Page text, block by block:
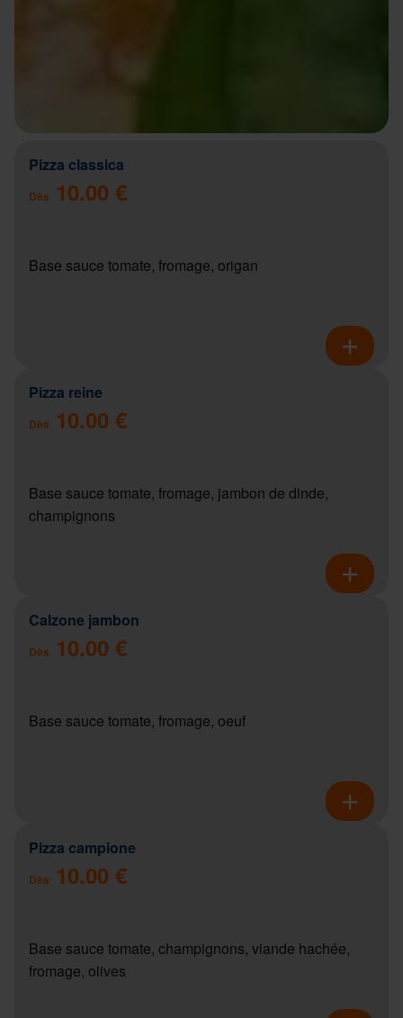
Pizza classica
Dès 10.00 €
Base sauce tomate, fromage, origan
Pizza reine
Dès 10.00 €
Base sauce tomate, fromage, jambon de dinde,
champignons
Calzone jambon
Dès 10.00 €
Base sauce tomate, fromage, oeuf
Pizza campione
Dès 10.00 €
Base sauce tomate, champignons, viande hachée,
fromage, olives